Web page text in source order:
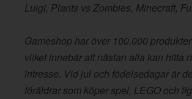
Luigi, Plants vs Zombies, Minecraft,
Gameshop har över 100.000
vilket innebär att nästan alla kan hitta
intresse. Vid jul och födelsedagar är
föräldrar som köper spel, LEGO och